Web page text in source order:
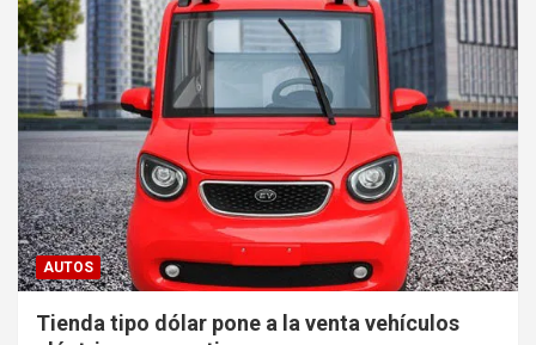
AUTOS
Tienda tipo dólar pone a la venta vehículos